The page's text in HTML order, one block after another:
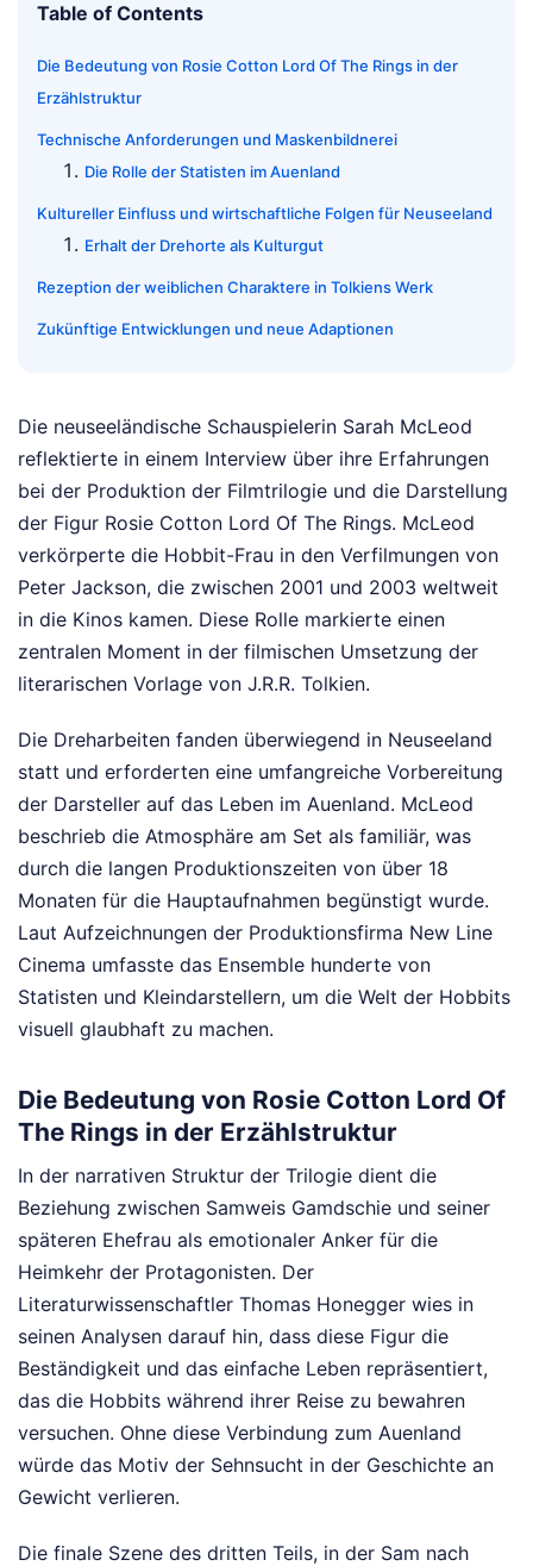
Table of Contents
Die Bedeutung von Rosie Cotton Lord Of The Rings in der
Erzählstruktur
Technische Anforderungen und Maskenbildnerei
Die Rolle der Statisten im Auenland
Kultureller Einfluss und wirtschaftliche Folgen für Neuseeland
Erhalt der Drehorte als Kulturgut
Rezeption der weiblichen Charaktere in Tolkiens Werk
Zukünftige Entwicklungen und neue Adaptionen
Die neuseeländische Schauspielerin Sarah McLeod
reflektierte in einem Interview über ihre Erfahrungen
bei der Produktion der Filmtrilogie und die Darstellung
der Figur Rosie Cotton Lord Of The Rings. McLeod
verkörperte die Hobbit-Frau in den Verfilmungen von
Peter Jackson, die zwischen 2001 und 2003 weltweit
in die Kinos kamen. Diese Rolle markierte einen
zentralen Moment in der filmischen Umsetzung der
literarischen Vorlage von J.R.R. Tolkien.
Die Dreharbeiten fanden überwiegend in Neuseeland
statt und erforderten eine umfangreiche Vorbereitung
der Darsteller auf das Leben im Auenland. McLeod
beschrieb die Atmosphäre am Set als familiär, was
durch die langen Produktionszeiten von über 18
Monaten für die Hauptaufnahmen begünstigt wurde.
Laut Aufzeichnungen der Produktionsfirma New Line
Cinema umfasste das Ensemble hunderte von
Statisten und Kleindarstellern, um die Welt der Hobbits
visuell glaubhaft zu machen.
Die Bedeutung von Rosie Cotton Lord Of
The Rings in der Erzählstruktur
In der narrativen Struktur der Trilogie dient die
Beziehung zwischen Samweis Gamdschie und seiner
späteren Ehefrau als emotionaler Anker für die
Heimkehr der Protagonisten. Der
Literaturwissenschaftler Thomas Honegger wies in
seinen Analysen darauf hin, dass diese Figur die
Beständigkeit und das einfache Leben repräsentiert,
das die Hobbits während ihrer Reise zu bewahren
versuchen. Ohne diese Verbindung zum Auenland
würde das Motiv der Sehnsucht in der Geschichte an
Gewicht verlieren.
Die finale Szene des dritten Teils, in der Sam nach